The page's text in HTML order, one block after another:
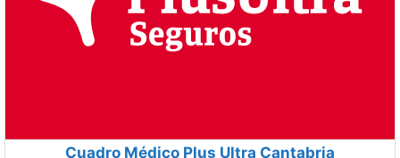
Cuadro Médico Plus Ultra Cantabria